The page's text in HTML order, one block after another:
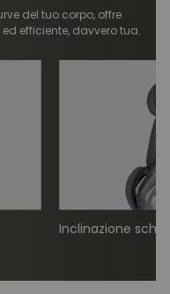
del tuo corpo, offre
efficiente, davvero tua.
Inclinazione